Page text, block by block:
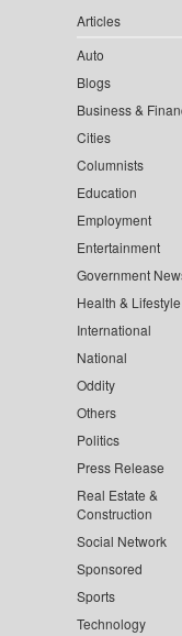
Articles
Auto
Blogs
Business &
Cities
Columnists
Education
Employment
Entertainment
Government
Health & Lifestyle
International
National
Oddity
Others
Politics
Press Release
Real Estate &
Construction
Social Network
Sponsored
Sports
Technology